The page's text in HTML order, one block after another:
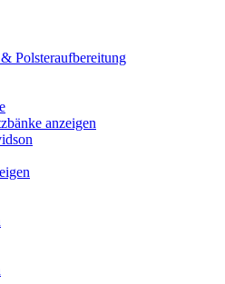
Polsteraufbereitung
anzeigen